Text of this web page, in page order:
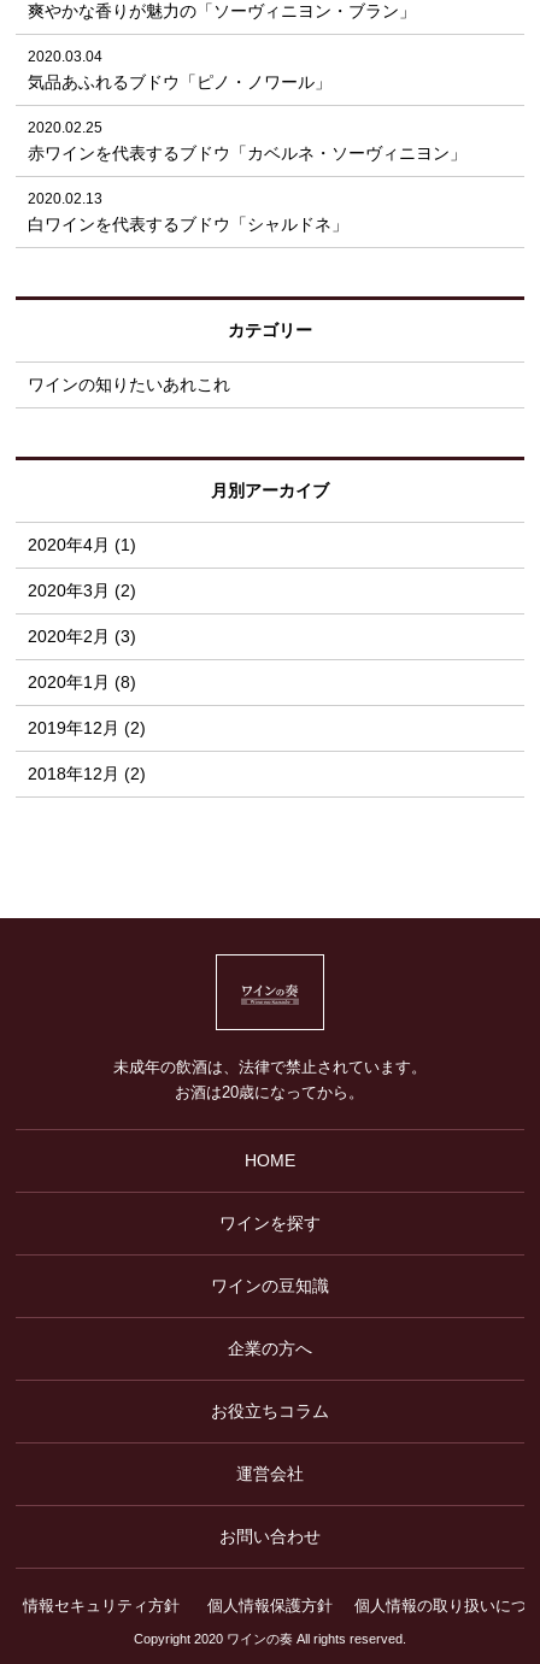
爽やかな香りが魅力の「ソーヴィニヨン・ブラン」
2020.03.04
気品あふれるブドウ「ピノ・ノワール」
2020.02.25
赤ワインを代表するブドウ「カベルネ・ソーヴィニヨン」
2020.02.13
白ワインを代表するブドウ「シャルドネ」
カテゴリー
ワインの知りたいあれこれ
月別アーカイブ
2020年4月 (1)
2020年3月 (2)
2020年2月 (3)
2020年1月 (8)
2019年12月 (2)
2018年12月 (2)
未成年の飲酒は、法律で禁止されています。
お酒は20歳になってから。
HOME
ワインを探す
ワインの豆知識
企業の方へ
お役立ちコラム
運営会社
お問い合わせ
情報セキュリティ方針 個人情報保護方針 個人情報の取り扱いにつ
Copyright 2020 ワインの奏 All rights reserved.